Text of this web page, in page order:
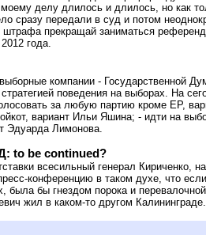
делу длилось и длилось, но как
сразу передали в суд и потом
прекращай заниматься
года.
компании - Государственной
поведения на выборах. На
за любую партию кроме ЕР,
вариант Ильи Яшина; - идти на
Эдуарда Лимонова.
to be continued?
всесильный генерал Кириченко,
конференцию в таком духе, что
была бы гнездом порока и
жил в каком-то другом Калининграде.